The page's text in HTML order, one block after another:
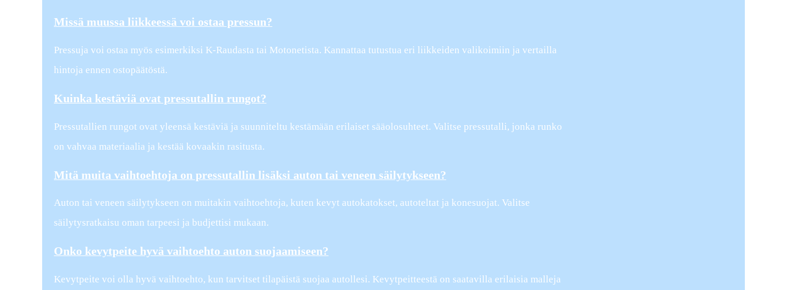
Missä muussa liikkeessä voi ostaa pressun?
Pressuja voi ostaa myös esimerkiksi K-Raudasta tai Motonetista. Kannattaa tutustua eri liikkeiden valikoimiin ja vertailla
hintoja ennen ostopäätöstä.
Kuinka kestäviä ovat pressutallin rungot?
Pressutallien rungot ovat yleensä kestäviä ja suunniteltu kestämään erilaiset sääolosuhteet. Valitse pressutalli, jonka runko
on vahvaa materiaalia ja kestää kovaakin rasitusta.
Mitä muita vaihtoehtoja on pressutallin lisäksi auton tai veneen säilytykseen?
Auton tai veneen säilytykseen on muitakin vaihtoehtoja, kuten kevyt autokatokset, autoteltat ja konesuojat. Valitse
säilytysratkaisu oman tarpeesi ja budjettisi mukaan.
Onko kevytpeite hyvä vaihtoehto auton suojaamiseen?
Kevytpeite voi olla hyvä vaihtoehto, kun tarvitset tilapäistä suojaa autollesi. Kevytpeitteestä on saatavilla erilaisia malleja